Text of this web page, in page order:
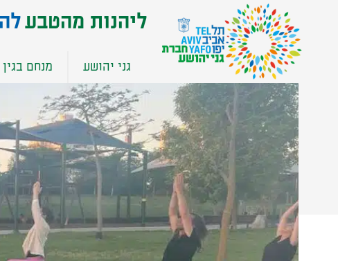
Control-
לְהַתְאָמַת
ליהנות מהטבע
גני יהושע מנחם בגין